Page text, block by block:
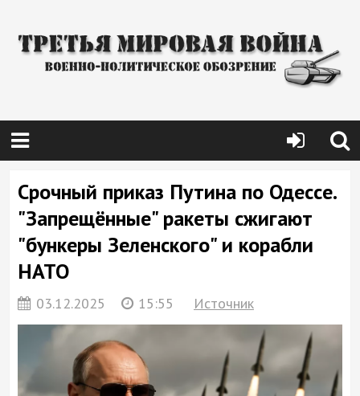
Срочный приказ Путина по Одессе.
"Запрещённые" ракеты сжигают
"бункеры Зеленского" и корабли
НАТО
03.12.2025 15:55 Источник